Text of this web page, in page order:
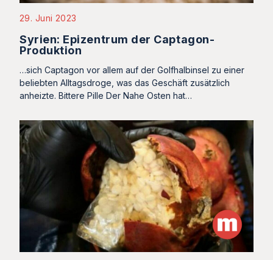
29. Juni 2023
Syrien: Epizentrum der Captagon-
Produktion
…sich Captagon vor allem auf der Golfhalbinsel zu einer
beliebten Alltagsdroge, was das Geschäft zusätzlich
anheizte. Bittere Pille Der Nahe Osten hat…